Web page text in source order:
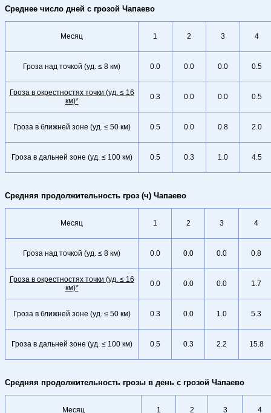
Среднее число дней с грозой Чапаево
Месяц 1 2 3 4
Гроза над точкой (уд. ≤ 8 км) 0.0 0.0 0.0 0.5
Гроза в окрестностях точки (уд. ≤ 16
км)*
0.3 0.0 0.0 0.5
Гроза в ближней зоне (уд. ≤ 50 км) 0.5 0.0 0.8 2.0
Гроза в дальней зоне (уд. ≤ 100 км) 0.5 0.3 1.0 4.5
Средняя продолжительность гроз (ч) Чапаево
Месяц 1 2 3 4
Гроза над точкой (уд. ≤ 8 км) 0.0 0.0 0.0 0.8
Гроза в окрестностях точки (уд. ≤ 16
км)*
0.0 0.0 0.0 1.7
Гроза в ближней зоне (уд. ≤ 50 км) 0.3 0.0 1.0 5.3
Гроза в дальней зоне (уд. ≤ 100 км) 0.5 0.3 2.2 15.8
Средняя продолжительность грозы в день с грозой Чапаево
Месяц 1 2 3 4